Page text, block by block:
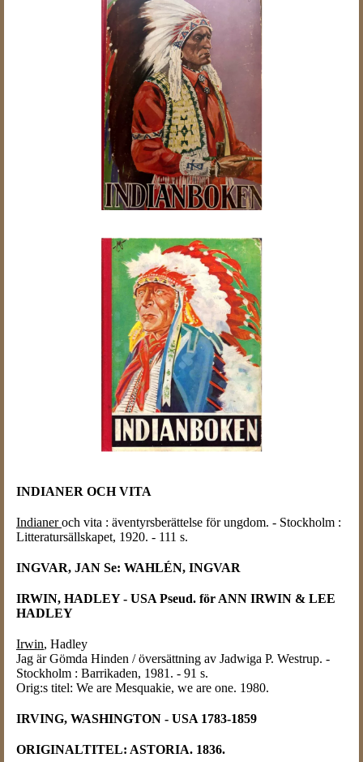
INDIANER OCH VITA
Indianeroch vita : äventyrsberättelse för ungdom. - Stockholm :
Litteratursällskapet, 1920. - 111 s.
INGVAR, JAN Se: WAHLÉN, INGVAR
IRWIN, HADLEY - USA Pseud. för ANN IRWIN & LEE
HADLEY
Irwin, Hadley
Jag är Gömda Hinden / översättning av Jadwiga P. Westrup. -
Stockholm : Barrikaden, 1981. - 91 s.
Orig:s titel: We are Mesquakie, we are one. 1980.
IRVING, WASHINGTON - USA 1783-1859
ORIGINALTITEL: ASTORIA. 1836.